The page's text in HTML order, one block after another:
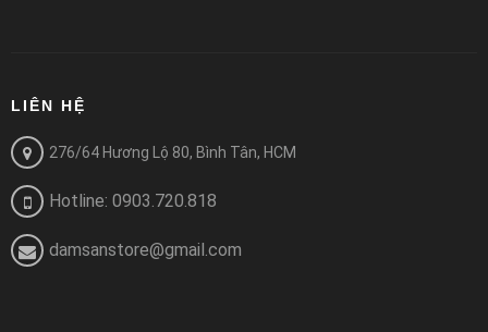
LIÊN HỆ
276/64 Hương Lộ 80, Bình Tân, HCM
Hotline: 0903.720.818
damsanstore@gmail.com